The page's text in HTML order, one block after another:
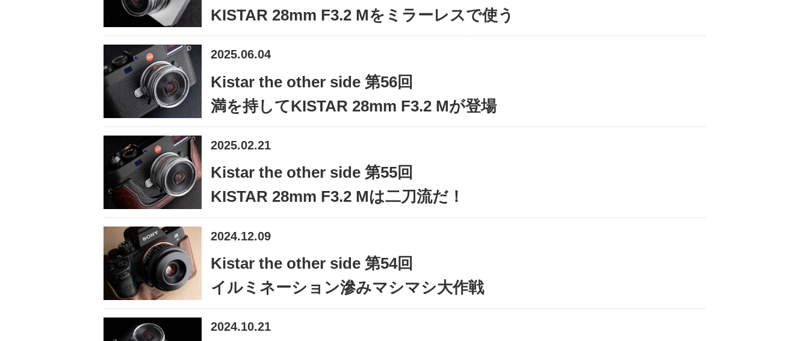
KISTAR 28mm F3.2 Mをミラーレスで使う
Kistar the other side 第56回
満を持してKISTAR 28mm F3.2 Mが登場
2025.06.04
Kistar the other side 第55回
KISTAR 28mm F3.2 Mは二刀流だ！
2025.02.21
Kistar the other side 第54回
イルミネーション滲みマシマシ大作戦
2024.12.09
2024.10.21